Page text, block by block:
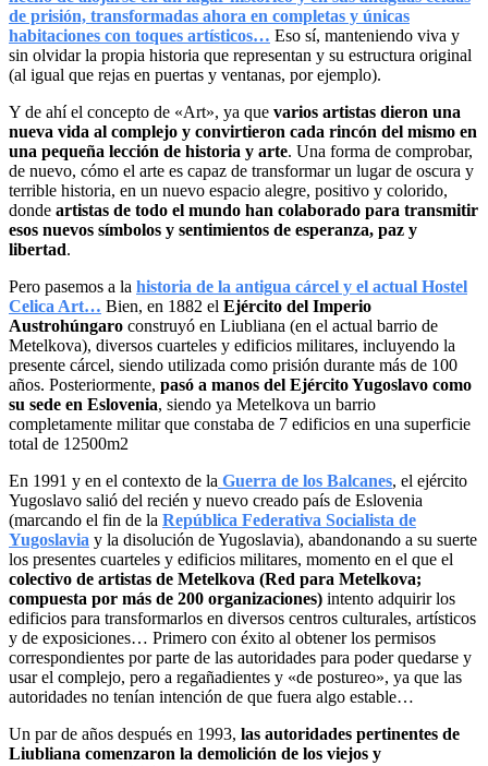
de prisión, transformadas ahora en completas y únicas
habitaciones con toques artísticos… Eso sí, manteniendo viva y
sin olvidar la propia historia que representan y su estructura original
(al igual que rejas en puertas y ventanas, por ejemplo).
Y de ahí el concepto de «Art», ya que varios artistas dieron una
nueva vida al complejo y convirtieron cada rincón del mismo en
una pequeña lección de historia y arte. Una forma de comprobar,
de nuevo, cómo el arte es capaz de transformar un lugar de oscura y
terrible historia, en un nuevo espacio alegre, positivo y colorido,
donde artistas de todo el mundo han colaborado para transmitir
esos nuevos símbolos y sentimientos de esperanza, paz y
libertad.
Pero pasemos a la historia de la antigua cárcel y el actual Hostel
Celica Art… Bien, en 1882 el Ejército del Imperio
Austrohúngaro construyó en Liubliana (en el actual barrio de
Metelkova), diversos cuarteles y edificios militares, incluyendo la
presente cárcel, siendo utilizada como prisión durante más de 100
años. Posteriormente, pasó a manos del Ejército Yugoslavo como
su sede en Eslovenia, siendo ya Metelkova un barrio
completamente militar que constaba de 7 edificios en una superficie
total de 12500m2
En 1991 y en el contexto de la Guerra de los Balcanes, el ejército
Yugoslavo salió del recién y nuevo creado país de Eslovenia
(marcando el fin de la República Federativa Socialista de
Yugoslavia y la disolución de Yugoslavia), abandonando a su suerte
los presentes cuarteles y edificios militares, momento en el que el
colectivo de artistas de Metelkova (Red para Metelkova;
compuesta por más de 200 organizaciones) intento adquirir los
edificios para transformarlos en diversos centros culturales, artísticos
y de exposiciones… Primero con éxito al obtener los permisos
correspondientes por parte de las autoridades para poder quedarse y
usar el complejo, pero a regañadientes y «de postureo», ya que las
autoridades no tenían intención de que fuera algo estable…
Un par de años después en 1993, las autoridades pertinentes de
Liubliana comenzaron la demolición de los viejos y